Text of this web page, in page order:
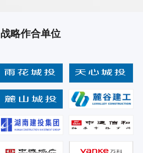
战略作合单位